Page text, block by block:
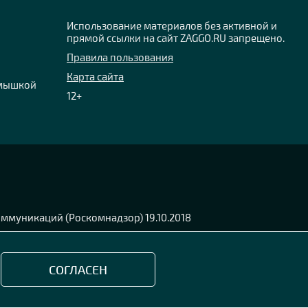
Использование материалов без активной и
прямой ссылки на сайт ZAGGO.RU запрещено.
Правила пользования
Карта сайта
12+
(Роскомнадзор) 19.10.2018
СОГЛАСЕН